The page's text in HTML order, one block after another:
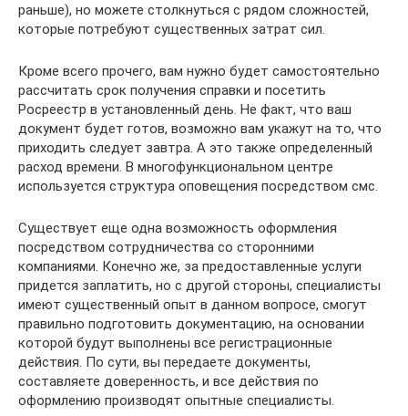
раньше), но можете столкнуться с рядом сложностей,
которые потребуют существенных затрат сил.
Кроме всего прочего, вам нужно будет самостоятельно
рассчитать срок получения справки и посетить
Росреестр в установленный день. Не факт, что ваш
документ будет готов, возможно вам укажут на то, что
приходить следует завтра. А это также определенный
расход времени. В многофункциональном центре
используется структура оповещения посредством смс.
Существует еще одна возможность оформления
посредством сотрудничества со сторонними
компаниями. Конечно же, за предоставленные услуги
придется заплатить, но с другой стороны, специалисты
имеют существенный опыт в данном вопросе, смогут
правильно подготовить документацию, на основании
которой будут выполнены все регистрационные
действия. По сути, вы передаете документы,
составляете доверенность, и все действия по
оформлению производят опытные специалисты.